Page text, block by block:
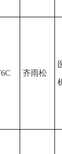
齐雨松